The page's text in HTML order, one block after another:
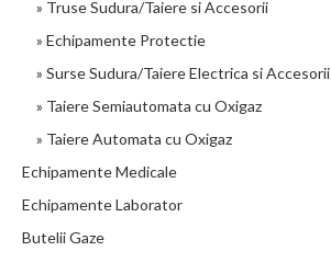
» Truse Sudura/Taiere si Accesorii
» Echipamente Protectie
» Surse Sudura/Taiere Electrica si Accesorii
» Taiere Semiautomata cu Oxigaz
» Taiere Automata cu Oxigaz
Echipamente Medicale
Echipamente Laborator
Butelii Gaze